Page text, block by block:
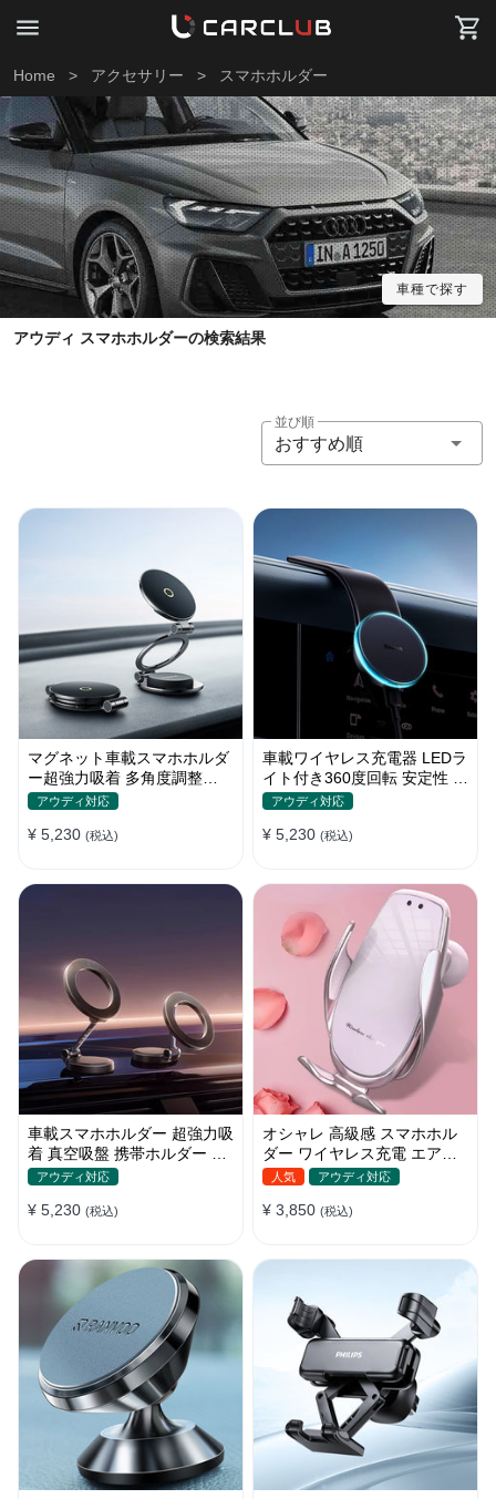
Home > アクセサリー > スマホホルダー
車種で探す
アウディ スマホホルダーの検索結果
並び順
おすすめ順
マグネット車載スマホホルダ
ー超強力吸着 多角度調整
360°回転な台座 車用ホルダ
定 落ちない 全機種対応
アウディ対応
¥ 5,230 (税込)
車載ワイヤレス充電器 LEDラ
イト付き360度回転 安定性 粘
着ゲル吸盤＆エアコン吹き出
けワイヤレス充電 スマホホル
アウディ対応
¥ 5,230 (税込)
車載スマホホルダー 超強力吸
着 真空吸盤 携帯ホルダー 多
角度調整 360°回転な台座 車
手操作 カー用品 全機種対応
アウディ対応
¥ 5,230 (税込)
オシャレ 高級感 スマホホル
ダー ワイヤレス充電 エアコ
ン吹き出し口/ 吸盤タイプ 女
人気 アウディ対応
¥ 3,850 (税込)